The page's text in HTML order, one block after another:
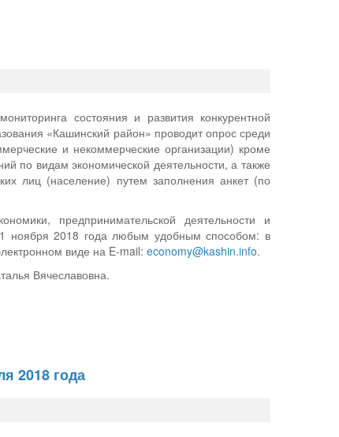
состояния и развития конкурентной
«Кашинский район» проводит опрос среди
и некоммерческие организации) кроме
по видам экономической деятельности, а также
лиц (население) путем заполнения анкет (по
предпринимательской деятельности и
ноября 2018 года любым удобным способом: в
виде на E-mail: economy@kashin.info.
Вячеславовна.
2018 года